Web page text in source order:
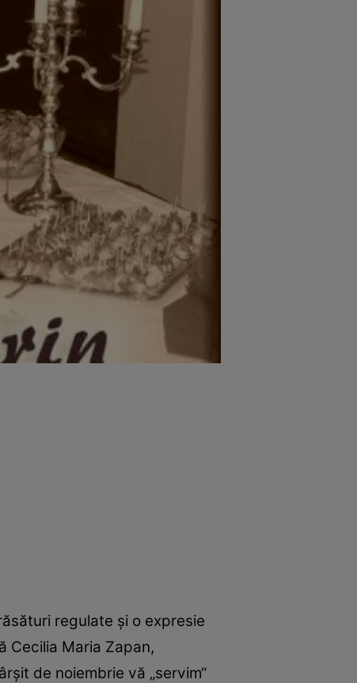
regulate şi o expresie
Cecilia Maria Zapan,
de noiembrie vă „servim“